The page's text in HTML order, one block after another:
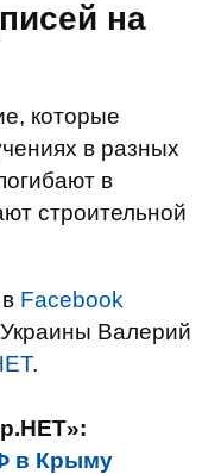
на
которые
в разных
в
строительной
Facebook
Валерий
.
в Крыму